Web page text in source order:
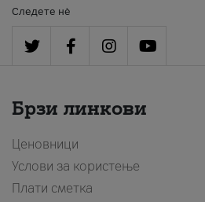
Следете нè
Брзи линкови
Ценовници
Услови за користење
Плати сметка